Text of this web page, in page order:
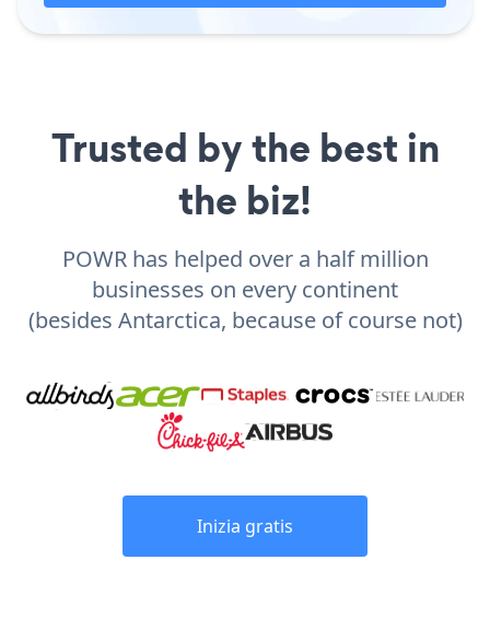
Trusted by the best in
the biz!
POWR has helped over a half million
businesses on every continent
(besides Antarctica, because of course not)
Inizia gratis